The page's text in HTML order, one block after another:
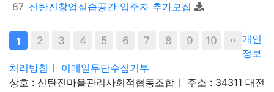
87 신탄진창업실습공간 입주자 추가모집
1 2 3 4 5 6 7 8 9 10
개인
정보
처리방침 ㅣ
이메일무단수집거부
상호 : 신탄진마을관리사회적협동조합 ㅣ
주소 : 34311 대전